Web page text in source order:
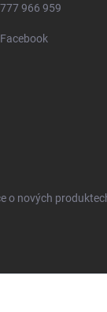
777 966 959
Facebook
o nových